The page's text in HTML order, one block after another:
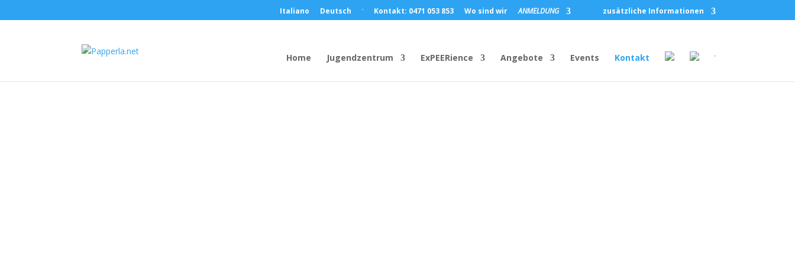
Italiano Deutsch Kontakt: 0471 053 853 Wo sind wir ANMELDUNG zusätzliche Informationen
Home Jugendzentrum ExPEERience Angebote Events Kontakt